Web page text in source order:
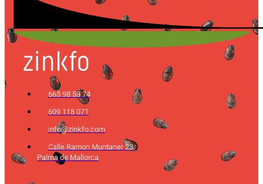
665 98 58 74
609 118 071
info@zinkfo.com
Calle Ramon Muntaner 23
Palma de Mallorca